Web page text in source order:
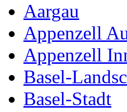
Aargau
Appenzell
Appenzell
Basel-
Basel-Stadt